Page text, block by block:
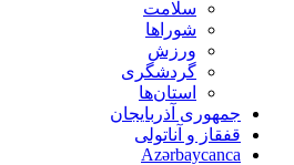
سلامت
شوراها
ورزش
گردشگری
استان‌ها
جمهوری آذربایجان
قفقاز و آناتولی
Azərbaycanca